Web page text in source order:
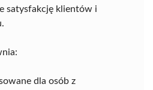
satysfakcję klientów i
dla osób z